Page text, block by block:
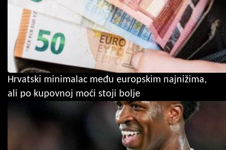
Hrvatski minimalac među europskim najnižima,
ali po kupovnoj moći stoji bolje